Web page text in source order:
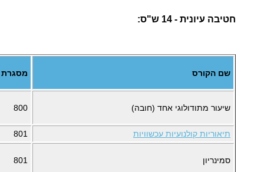
חטיבה עיונית - 14 ש"ס:
שם הקורס מסגרת
שיעור מתודולוגי אחד (חובה) 800
תיאוריות קולנועיות עכשוויות 801
סמינריון 801